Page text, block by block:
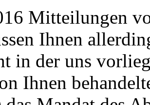
Mitteilungen
Ihnen
in der uns
Ihnen